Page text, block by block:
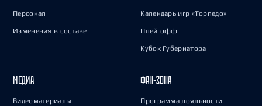
Персонал
Изменения в составе
Календарь игр «Торпедо»
Плей-офф
Кубок Губернатора
МЕДИА
Видеоматериалы
ФАН-ЗОНА
Программа лояльности